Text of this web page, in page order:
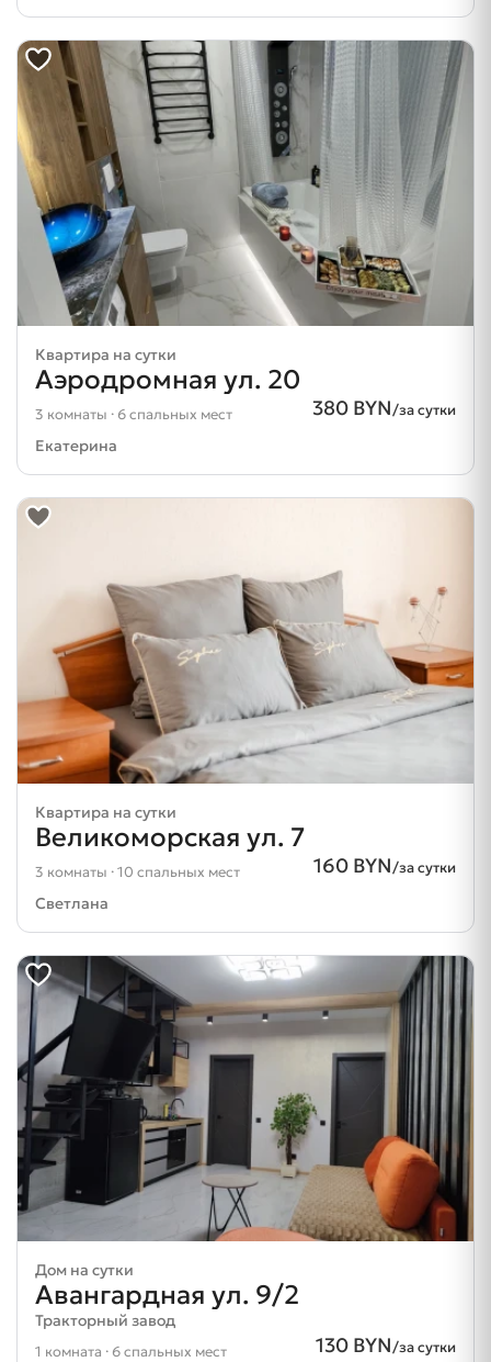
Квартира на сутки
Аэродромная ул. 20
380 BYN/за сутки
3 комнаты · 6 спальных мест
Екатерина
Квартира на сутки
Великоморская ул. 7
160 BYN/за сутки
3 комнаты · 10 спальных мест
Светлана
Дом на сутки
Авангардная ул. 9/2
Тракторный завод
130 BYN/за сутки
1 комната · 6 спальных мест